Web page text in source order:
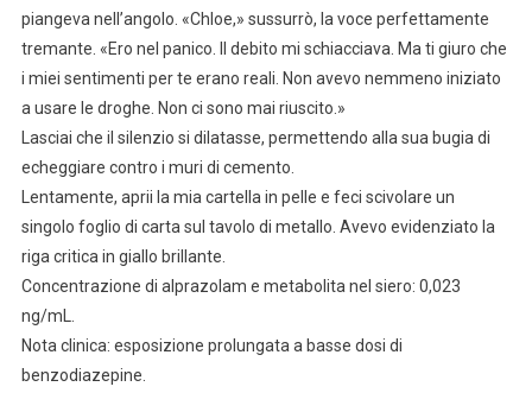
piangeva nell’angolo. «Chloe,» sussurrò, la voce perfettamente
tremante. «Ero nel panico. Il debito mi schiacciava. Ma ti giuro che
i miei sentimenti per te erano reali. Non avevo nemmeno iniziato
a usare le droghe. Non ci sono mai riuscito.»
Lasciai che il silenzio si dilatasse, permettendo alla sua bugia di
echeggiare contro i muri di cemento.
Lentamente, aprii la mia cartella in pelle e feci scivolare un
singolo foglio di carta sul tavolo di metallo. Avevo evidenziato la
riga critica in giallo brillante.
Concentrazione di alprazolam e metabolita nel siero: 0,023
ng/mL.
Nota clinica: esposizione prolungata a basse dosi di
benzodiazepine.